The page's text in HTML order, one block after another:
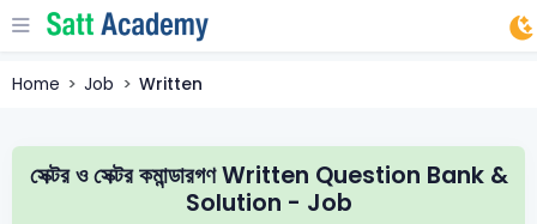
Home Job Written
সেক্টর ও সেক্টর কমান্ডারগণ Written Question Bank &
Solution - Job